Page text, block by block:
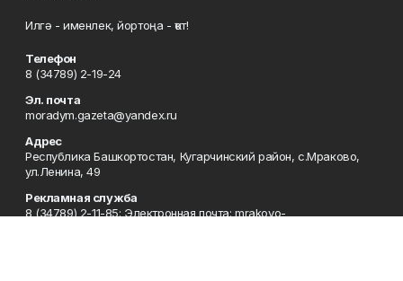
Илгә - именлек, йортоңа - ҡот!
Телефон
8 (34789) 2-19-24
Эл. почта
moradym.gazeta@yandex.ru
Адрес
Республика Башкортостан, Кугарчинский район, с.Мраково,
ул.Ленина, 49
Рекламная служба
8 (34789) 2-11-85; Электронная почта: mrakovo-